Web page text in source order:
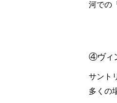
河での
④ヴィ
サント
多くの